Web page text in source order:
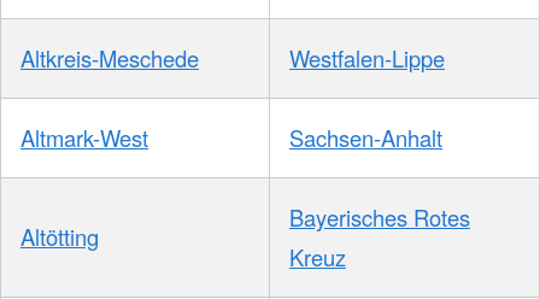
Altkreis-Meschede Westfalen-Lippe
Altmark-West Sachsen-Anhalt
Altötting
Bayerisches Rotes
Kreuz